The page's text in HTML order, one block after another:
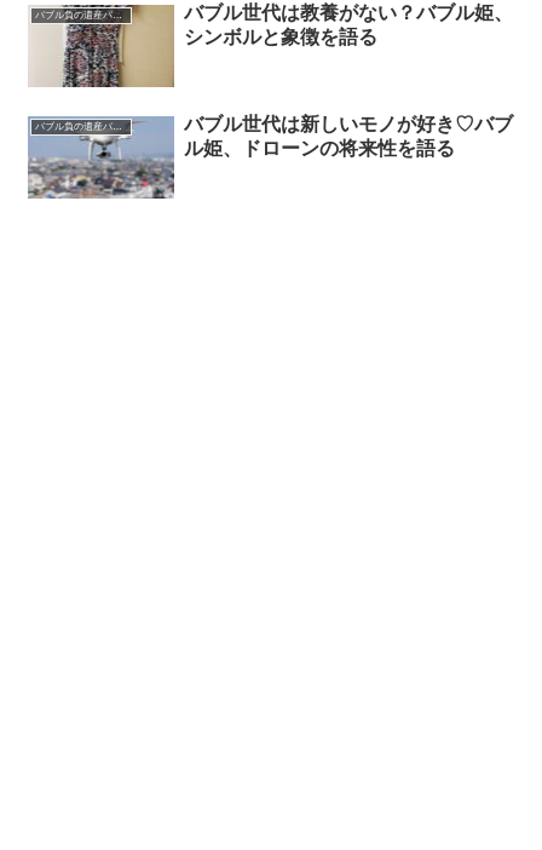
バブル負の遺産バブル姫
バブル世代は教養がない？バブル姫、
シンボルと象徴を語る
バブル負の遺産バブル姫
バブル世代は新しいモノが好き♡バブ
ル姫、ドローンの将来性を語る